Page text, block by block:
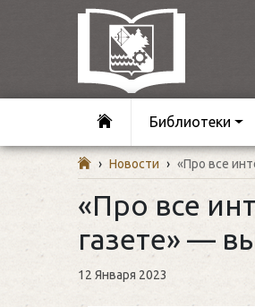
Библиотеки
› Новости › «Про все
«Про все
газете» —
12 Января 2023